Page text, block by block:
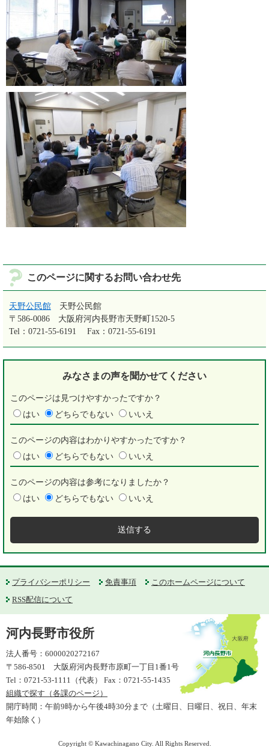
このページに関するお問い合わせ先
天野公民館
天野公民館
〒586-0086
大阪府河内長野市天野町1520-5
Tel：0721-55-6191
Fax：0721-55-6191
みなさまの声を聞かせてください
このページは見つけやすかったですか？
はい
どちらでもない いいえ
このページの内容はわかりやすかったですか？
はい
どちらでもない いいえ
このページの内容は参考になりましたか？
はい
どちらでもない いいえ
プライバシーポリシー 免責事項
このホームページについて
RSS配信について
河内長野市役所
法人番号：6000020272167
〒586-8501 大阪府河内長野市原町一丁目1番1号
Tel：0721-53-1111（代表） Fax：0721-55-1435
組織で探す（各課のページ）
開庁時間：午前9時から午後4時30分まで（土曜日、日曜日、祝日、年末
年始除く）
Copyright © Kawachinagano City. All Rights Reserved.